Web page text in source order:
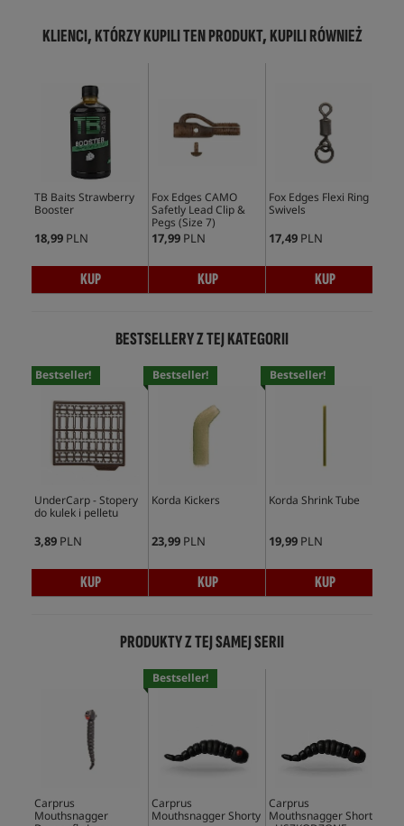
KLIENCI, KTÓRZY KUPILI TEN PRODUKT, KUPILI RÓWNIEŻ
TB Baits Strawberry
Booster
18,99 PLN
KUP
Fox Edges CAMO
Safetly Lead Clip &
Pegs (Size 7)
17,99 PLN
KUP
Fox Edges Flexi Ring
Swivels
17,49 PLN
KUP
BESTSELLERY Z TEJ KATEGORII
Bestseller!
UnderCarp - Stopery
do kulek i pelletu
3,89 PLN
KUP
Bestseller!
Korda Kickers
23,99 PLN
KUP
Bestseller!
Korda Shrink Tube
19,99 PLN
KUP
PRODUKTY Z TEJ SAMEJ SERII
Carprus
Mouthsnagger
Bestseller!
Carprus
Mouthsnagger Shorty
Carprus
Mouthsnagger Shorty